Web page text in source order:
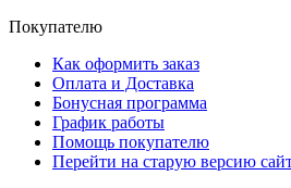
Покупателю
Как оформить заказ
Оплата и Доставка
Бонусная программа
График работы
Помощь покупателю
Перейти на старую версию